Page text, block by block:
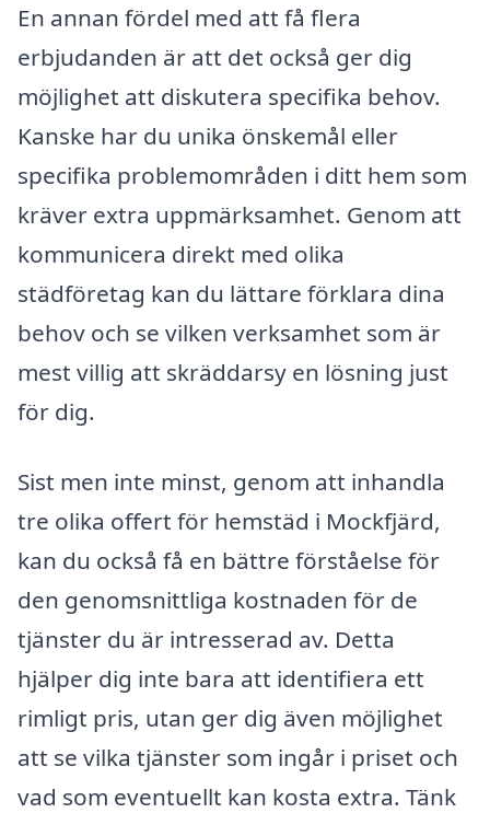
En annan fördel med att få flera
erbjudanden är att det också ger dig
möjlighet att diskutera specifika behov.
Kanske har du unika önskemål eller
specifika problemområden i ditt hem som
kräver extra uppmärksamhet. Genom att
kommunicera direkt med olika
städföretag kan du lättare förklara dina
behov och se vilken verksamhet som är
mest villig att skräddarsy en lösning just
för dig.
Sist men inte minst, genom att inhandla
tre olika offert för hemstäd i Mockfjärd,
kan du också få en bättre förståelse för
den genomsnittliga kostnaden för de
tjänster du är intresserad av. Detta
hjälper dig inte bara att identifiera ett
rimligt pris, utan ger dig även möjlighet
att se vilka tjänster som ingår i priset och
vad som eventuellt kan kosta extra. Tänk